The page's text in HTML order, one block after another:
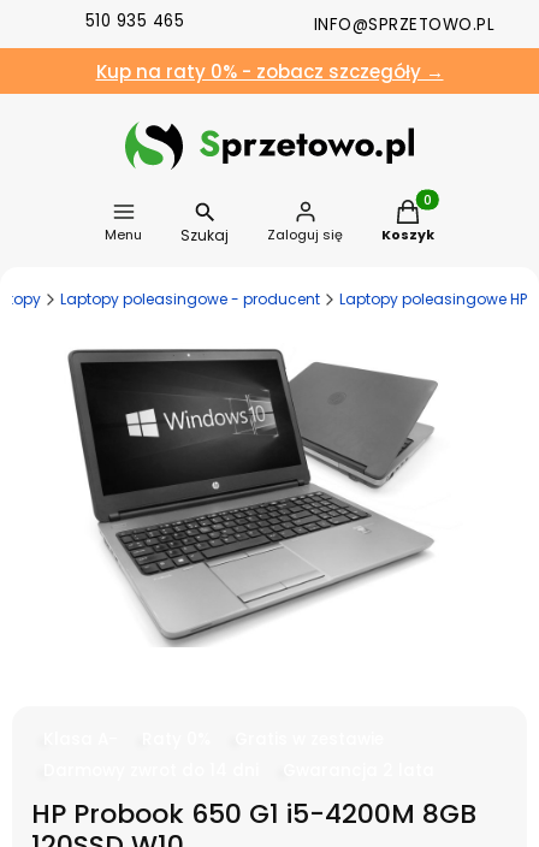
510 935 465 INFO@SPRZETOWO.PL
Kup na raty 0% - zobacz szczegóły →
Menu Szukaj Zaloguj się
Produkty w
Koszyk
Laptopy poleasingowe - producent Laptopy poleasingowe HP
HP Probook 650 G1 i5-4200M 8GB